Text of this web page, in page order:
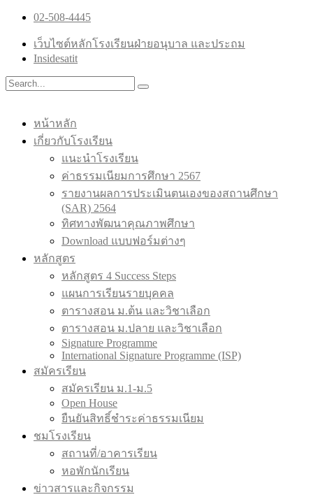
02-508-4445
เว็บไซต์หลักโรงเรียนฝ่ายอนุบาล และประถม
Insidesatit
หน้าหลัก
เกี่ยวกับโรงเรียน
แนะนำโรงเรียน
ค่าธรรมเนียมการศึกษา 2567
รายงานผลการประเมินตนเองของสถานศึกษา
(SAR) 2564
ทิศทางพัฒนาคุณภาพศึกษา
Download แบบฟอร์มต่างๆ
หลักสูตร
หลักสูตร 4 Success Steps
แผนการเรียนรายบุคคล
ตารางสอน ม.ต้น และวิชาเลือก
ตารางสอน ม.ปลาย และวิชาเลือก
Signature Programme
International Signature Programme (ISP)
สมัครเรียน
สมัครเรียน ม.1-ม.5
Open House
ยืนยันสิทธิ์ชำระค่าธรรมเนียม
ชมโรงเรียน
สถานที่/อาคารเรียน
หอพักนักเรียน
ข่าวสารและกิจกรรม